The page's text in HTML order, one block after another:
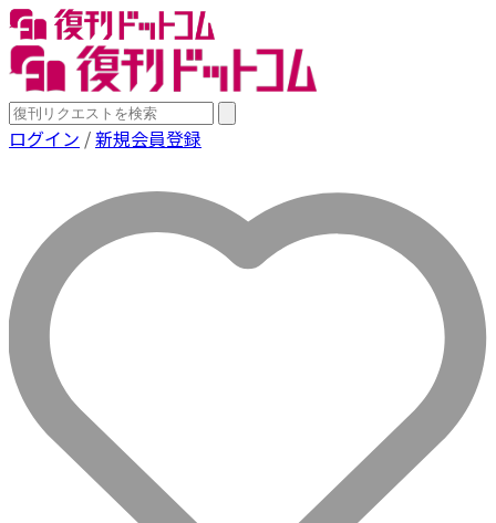
ログイン /新規会員登録